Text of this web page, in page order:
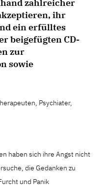
zahlreicher
ihr
ein erfülltes
beigefügten CD-
zur
sowie
Psychiater,
haben sich ihre Angst nicht
die Gedanken zu
und Panik